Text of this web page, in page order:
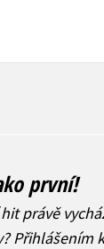
první!
právě
Přihlášením